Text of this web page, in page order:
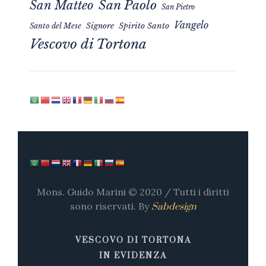
San Matteo San Paolo San Pietro
Santo del Mese Signore Spirito Santo Vangelo
Vescovo di Tortona
Mons. Guido Marini © 2020 / Tutti i diritti
sono riservati. By Sabdesign
VESCOVO DI TORTONA
IN EVIDENZA